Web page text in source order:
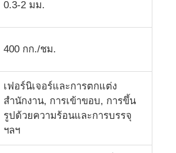
าพ
0.3-2 มม.
400 กก./ชม.
เฟอร์นิเจอร์และการตกแต่ง
สำนักงาน, การเข้าขอบ, การขึ้น
รูปด้วยความร้อนและการบรรจุ
ฯลฯ